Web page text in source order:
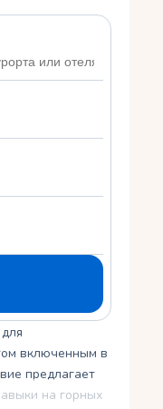
включенным в
предлагает
на горных